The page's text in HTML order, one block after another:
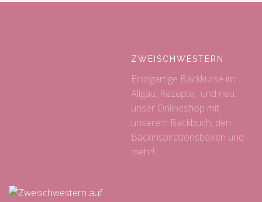
ZWEISCHWESTERN
Einzigartige Backkurse im
Allgäu, Rezepte, und neu:
unser Onlineshop mit
unserem Backbuch, den
Backinspirationsboxen und
mehr!